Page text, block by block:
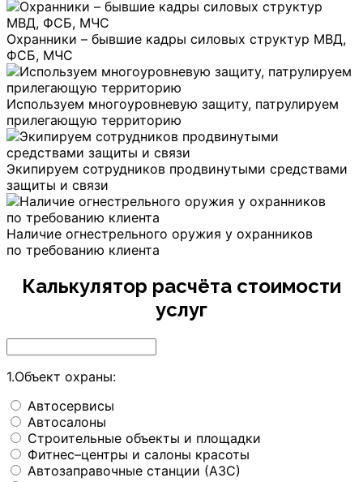
Охранники – бывшие кадры силовых структур МВД,
ФСБ, МЧС
Используем многоуровневую защиту, патрулируем
прилегающую территорию
Экипируем сотрудников продвинутыми средствами
защиты и связи
Наличие огнестрельного оружия у охранников
по требованию клиента
Калькулятор расчёта стоимости
услуг
1.Объект охраны:
Автосервисы
Автосалоны
Строительные объекты и площадки
Фитнес–центры и салоны красоты
Автозаправочные станции (АЗС)